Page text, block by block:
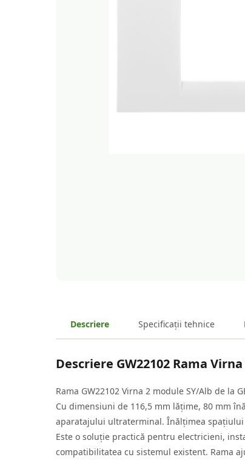
Descriere Specificații tehnice
Descriere GW22102 Rama
Rama GW22102 Virna 2 module SY/Alb de
Cu dimensiuni de 116,5 mm lățime, 80 mm
aparatajului ultraterminal. Înălțimea
Este o soluție practică pentru electricieni,
compatibilitatea cu sistemul existent. Rama